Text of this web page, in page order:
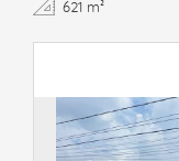
621 m²